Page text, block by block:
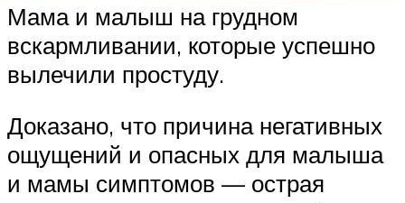
Мама и малыш на грудном
вскармливании, которые успешно
вылечили простуду.
Доказано, что причина негативных
ощущений и опасных для малыша
и мамы симптомов — острая